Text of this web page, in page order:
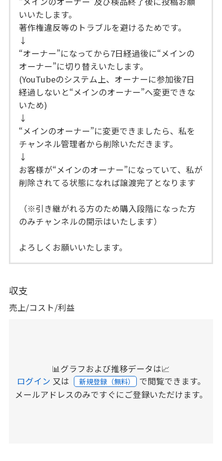
いいたします。
著作権違反等のトラブルを避けるためです。
↓
“オーナー”になってから7日経過後に“メインの
オーナー”に切り替えいたします。
(YouTubeのシステム上、オーナーに参加後7日
経過しないと“メインのオーナー”へ変更できな
いため)
↓
“メインのオーナー”に変更できましたら、私を
チャンネル管理者から削除いただきます。
↓
お客様が“メインのオーナー”になっていて、私が
削除されてる状態になれば譲渡完了となります
（※引き継がれる方のため購入段階になった方
のみチャンネルの開示はいたします）
よろしくお願いいたします。
収支
売上/コスト/利益
📊グラフおよび推移データは📈
ログイン 又は 新規登録（無料） で閲覧できます。
メールアドレスのみですぐにご登録いただけます。